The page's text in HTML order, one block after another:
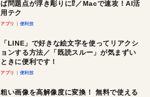
ば問題点が浮き彫りに⁉︎／Macで速攻！AI活
用テク
アプリ 便利技
「LINE」で好きな絵文字を使ってリアクシ
ョンする方法／「既読スルー」が気まずい
ときに便利です！
アプリ 便利技
粗い画像を高解像度に変換！ 無料で使える